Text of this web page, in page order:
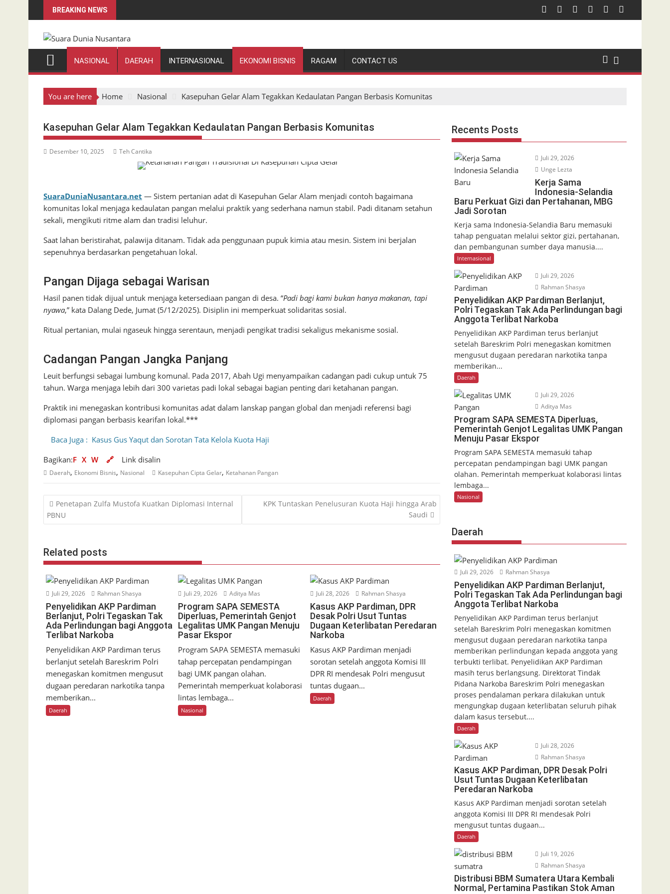
to
BREAKING NEWS
NASIONAL DAERAH INTERNASIONAL EKONOMI BISNIS RAGAM CONTACT US
You are here Home Nasional Kasepuhan Gelar Alam Tegakkan Kedaulatan Pangan Berbasis Komunitas
Kasepuhan Gelar Alam Tegakkan Kedaulatan Pangan Berbasis Komunitas
Desember 10, 2025 Teh Cantika
SuaraDuniaNusantara.net — Sistem pertanian adat di Kasepuhan Gelar Alam menjadi contoh bagaimana
komunitas lokal menjaga kedaulatan pangan melalui praktik yang sederhana namun stabil. Padi ditanam setahun
sekali, mengikuti ritme alam dan tradisi leluhur.
Saat lahan beristirahat, palawija ditanam. Tidak ada penggunaan pupuk kimia atau mesin. Sistem ini berjalan
sepenuhnya berdasarkan pengetahuan lokal.
Pangan Dijaga sebagai Warisan
Hasil panen tidak dijual untuk menjaga ketersediaan pangan di desa. “Padi bagi kami bukan hanya makanan, tapi
nyawa,” kata Dalang Dede, Jumat (5/12/2025). Disiplin ini memperkuat solidaritas sosial.
Ritual pertanian, mulai ngaseuk hingga serentaun, menjadi pengikat tradisi sekaligus mekanisme sosial.
Cadangan Pangan Jangka Panjang
Leuit berfungsi sebagai lumbung komunal. Pada 2017, Abah Ugi menyampaikan cadangan padi cukup untuk 75
tahun. Warga menjaga lebih dari 300 varietas padi lokal sebagai bagian penting dari ketahanan pangan.
Praktik ini menegaskan kontribusi komunitas adat dalam lanskap pangan global dan menjadi referensi bagi
diplomasi pangan berbasis kearifan lokal.***
Baca Juga : Kasus Gus Yaqut dan Sorotan Tata Kelola Kuota Haji
Bagikan:F X W 🔗 Link disalin
Daerah, Ekonomi Bisnis, Nasional Kasepuhan Cipta Gelar, Ketahanan Pangan
Navigasi
pos
Penetapan Zulfa Mustofa Kuatkan Diplomasi Internal
PBNU
KPK Tuntaskan Penelusuran Kuota Haji hingga Arab
Saudi
Related posts
Juli 29, 2026 Rahman Shasya
Penyelidikan AKP Pardiman
Berlanjut, Polri Tegaskan Tak
Ada Perlindungan bagi Anggota
Terlibat Narkoba
Penyelidikan AKP Pardiman terus
berlanjut setelah Bareskrim Polri
menegaskan komitmen mengusut
dugaan peredaran narkotika tanpa
memberikan...
Daerah
Juli 29, 2026 Aditya Mas
Program SAPA SEMESTA
Diperluas, Pemerintah Genjot
Legalitas UMK Pangan Menuju
Pasar Ekspor
Program SAPA SEMESTA memasuki
tahap percepatan pendampingan
bagi UMK pangan olahan.
Pemerintah memperkuat kolaborasi
lintas lembaga...
Nasional
Juli 28, 2026 Rahman Shasya
Kasus AKP Pardiman, DPR
Desak Polri Usut Tuntas
Dugaan Keterlibatan Peredaran
Narkoba
Kasus AKP Pardiman menjadi
sorotan setelah anggota Komisi III
DPR RI mendesak Polri mengusut
tuntas dugaan...
Daerah
Recents Posts
Juli 29, 2026
Unge Lezta
Kerja Sama
Indonesia-Selandia
Baru Perkuat Gizi dan Pertahanan, MBG
Jadi Sorotan
Kerja sama Indonesia-Selandia Baru memasuki
tahap penguatan melalui sektor gizi, pertahanan,
dan pembangunan sumber daya manusia....
Internasional
Juli 29, 2026
Rahman Shasya
Penyelidikan AKP Pardiman Berlanjut,
Polri Tegaskan Tak Ada Perlindungan bagi
Anggota Terlibat Narkoba
Penyelidikan AKP Pardiman terus berlanjut
setelah Bareskrim Polri menegaskan komitmen
mengusut dugaan peredaran narkotika tanpa
memberikan...
Daerah
Juli 29, 2026
Aditya Mas
Program SAPA SEMESTA Diperluas,
Pemerintah Genjot Legalitas UMK Pangan
Menuju Pasar Ekspor
Program SAPA SEMESTA memasuki tahap
percepatan pendampingan bagi UMK pangan
olahan. Pemerintah memperkuat kolaborasi lintas
lembaga...
Nasional
Daerah
Juli 29, 2026 Rahman Shasya
Penyelidikan AKP Pardiman Berlanjut,
Polri Tegaskan Tak Ada Perlindungan bagi
Anggota Terlibat Narkoba
Penyelidikan AKP Pardiman terus berlanjut
setelah Bareskrim Polri menegaskan komitmen
mengusut dugaan peredaran narkotika tanpa
memberikan perlindungan kepada anggota yang
terbukti terlibat. Penyelidikan AKP Pardiman
masih terus berlangsung. Direktorat Tindak
Pidana Narkoba Bareskrim Polri menegaskan
proses pendalaman perkara dilakukan untuk
mengungkap dugaan keterlibatan seluruh pihak
dalam kasus tersebut....
Daerah
Juli 28, 2026
Rahman Shasya
Kasus AKP Pardiman, DPR Desak Polri
Usut Tuntas Dugaan Keterlibatan
Peredaran Narkoba
Kasus AKP Pardiman menjadi sorotan setelah
anggota Komisi III DPR RI mendesak Polri
mengusut tuntas dugaan...
Daerah
Juli 19, 2026
Rahman Shasya
Distribusi BBM Sumatera Utara Kembali
Normal, Pertamina Pastikan Stok Aman